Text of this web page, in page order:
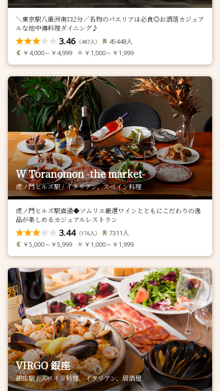
＼東京駅八重洲南口2分／名物のパエリアは必食◎お洒落カジュア
ルな地中海料理ダイニング♪
3.46 （487人） 45448人
￥4,000～￥4,999 ￥1,000～￥1,999
W Toranomon -the market-
虎ノ門ヒルズ駅 / イタリアン、スペイン料理
虎ノ門ヒルズ駅直通◆ソムリエ厳選ワインとともにこだわりの逸
品が楽しめるカジュアルレストラン
3.44（176人） 7311 人
￥5,000～￥5,999 ￥1,000～￥1,999
VIRGO 銀座
銀座駅 / スペイン料理、イタリアン、居酒屋